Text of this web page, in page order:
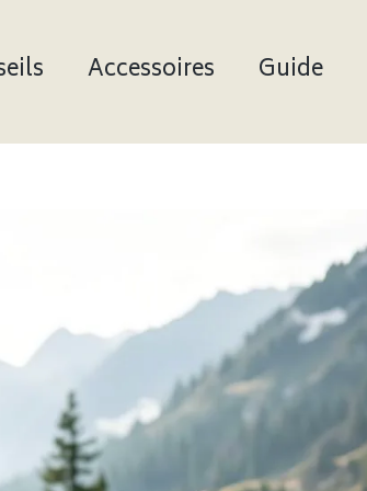
Accessoires Guide